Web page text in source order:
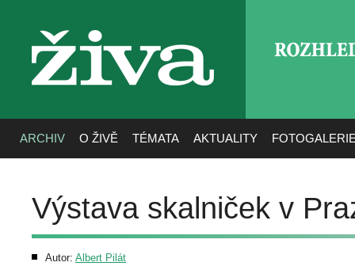
živa
ARCHIV O ŽIVĚ TÉMATA AKTUALITY
Výstava skalniček v
Autor: Albert Pilát